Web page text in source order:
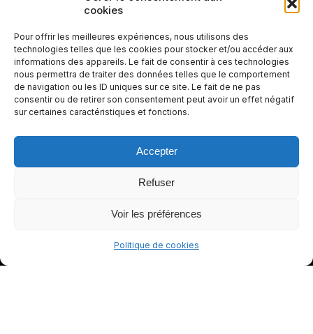
cookies
Pour offrir les meilleures expériences, nous utilisons des
technologies telles que les cookies pour stocker et/ou accéder aux
informations des appareils. Le fait de consentir à ces technologies
nous permettra de traiter des données telles que le comportement
de navigation ou les ID uniques sur ce site. Le fait de ne pas
consentir ou de retirer son consentement peut avoir un effet négatif
sur certaines caractéristiques et fonctions.
Accepter
Refuser
Voir les préférences
Politique de cookies
e de
conduite
plus sûre
et plus
agréable.